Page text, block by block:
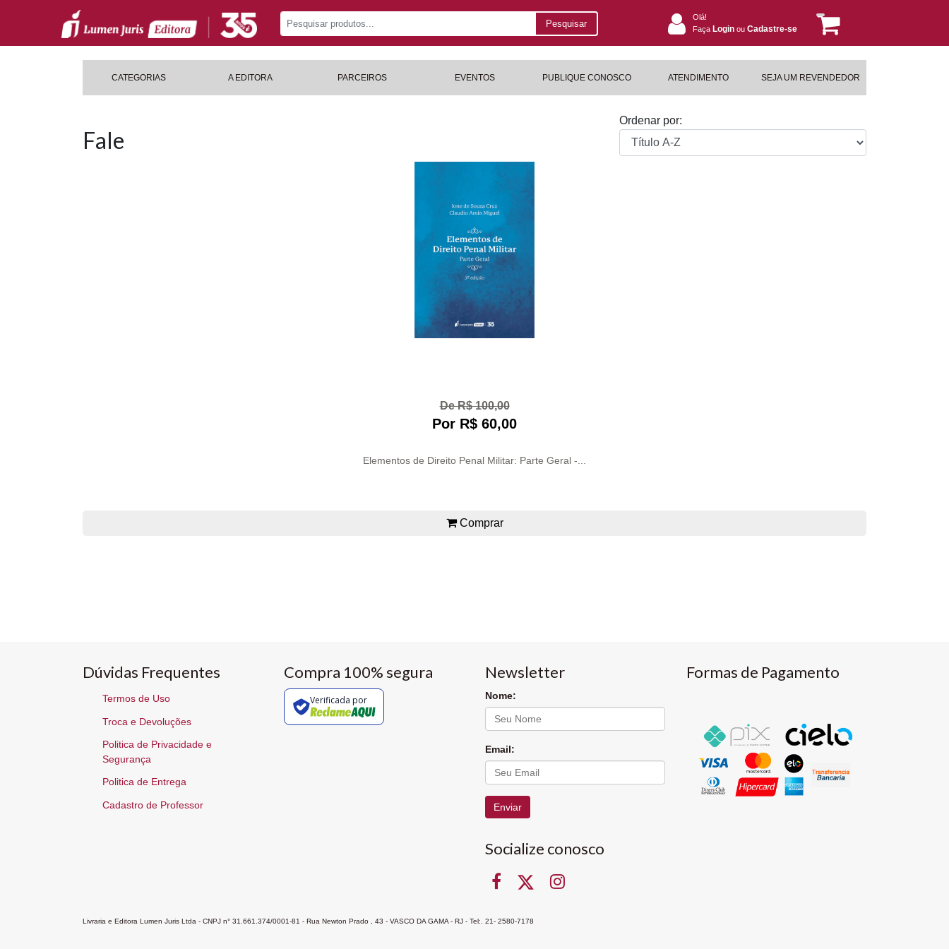
Pesquisar
Olá!
Faça Login ou Cadastre-se
CATEGORIAS A EDITORA PARCEIROS EVENTOS PUBLIQUE CONOSCO ATENDIMENTO SEJA UM REVENDEDOR
Fale
Ordenar por:
De R$ 100,00
Por R$ 60,00
Elementos de Direito Penal Militar: Parte Geral -...
Comprar
Dúvidas Frequentes
Termos de Uso
Troca e Devoluções
Politica de Privacidade e
Segurança
Politica de Entrega
Cadastro de Professor
Compra 100% segura
Verificada por
Newsletter
Nome:
Email:
Enviar
Socialize conosco
Formas de Pagamento
Livraria e Editora Lumen Juris Ltda - CNPJ n° 31.661.374/0001-81 - Rua Newton Prado , 43 - VASCO DA GAMA - RJ - Tel:. 21- 2580-7178